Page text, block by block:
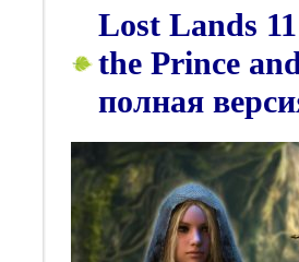
Lost Lands
the Prince
полная